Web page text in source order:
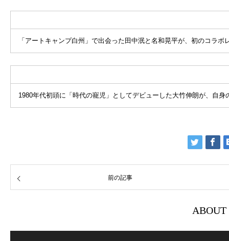
「アートキャンプ白州」で出会った田中泯と名和晃平が、初のコラ
1980年代初頭に「時代の寵児」としてデビューした大竹伸朗が、自
前の記事
ABOUT